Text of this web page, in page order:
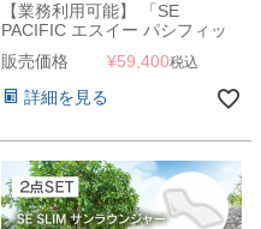
【業務利用可能】 「SE
PACIFIC エスイー パシフィッ
ク サンラウンジャー」 サマー
ベッド ビーチベッド コントラ
クト 業務用
販売価格 ¥59,400税込
詳細を見る